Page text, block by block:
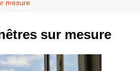
mesure
sur mesure